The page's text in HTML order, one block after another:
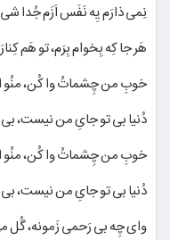
نِمی ذارَم یِه نَفَس اَزَم جُدا
هَر جا کِه بِخوام بِرَم، تو هَم
خوبِ من چِشماتُ وا کُن، منُو
دُنیا بی تو جایِ من نیست،
خوبِ من چِشماتُ وا کُن، منُو
دُنیا بی تو جایِ من نیست،
وای چِه بی رَحمی زَمونه، گُل